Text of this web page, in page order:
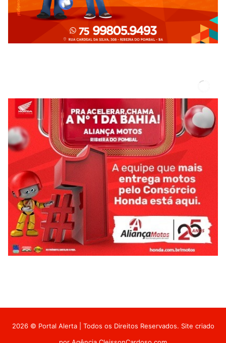
2026 © Portal Alerta | Todos os Direitos Reservados. Site criado